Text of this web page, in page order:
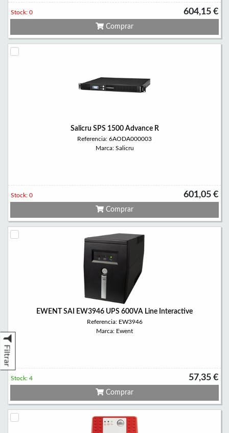
Filtrar
604,15 €
Stock: 0
Comprar
Salicru SPS 1500 Advance R
Referencia: 6AODA000003
Marca: Salicru
601,05 €
Stock: 0
Comprar
EWENT SAI EW3946 UPS 600VA Line Interactive
Referencia: EW3946
Marca: Ewent
57,35 €
Stock: 4
Comprar